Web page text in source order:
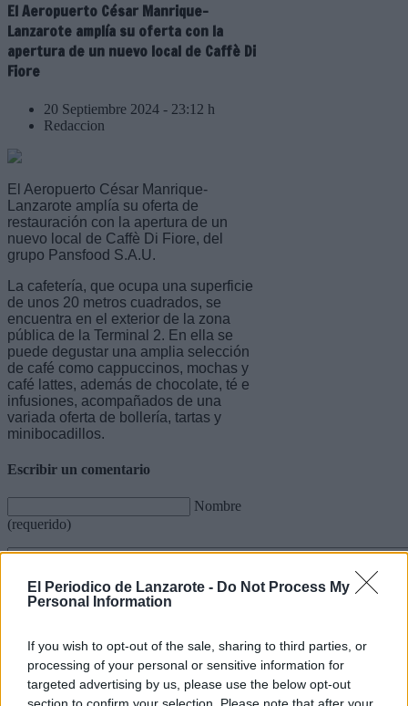
El Periodico de Lanzarote - Do Not Process My
Personal Information
If you wish to opt-out of the sale, sharing to third parties, or
processing of your personal or sensitive information for
targeted advertising by us, please use the below opt-out
section to confirm your selection. Please note that after your
El Aeropuerto César Manrique-
Lanzarote amplía su oferta con la
apertura de un nuevo local de Caffè Di
Fiore
20 Septiembre 2024 - 23:12 h
Redaccion
El Aeropuerto César Manrique-
Lanzarote amplía su oferta de
restauración con la apertura de un
nuevo local de Caffè Di Fiore, del
grupo Pansfood S.A.U.
La cafetería, que ocupa una superficie
de unos 20 metros cuadrados, se
encuentra en el exterior de la zona
pública de la Terminal 2. En ella se
puede degustar una amplia selección
de café como cappuccinos, mochas y
café lattes, además de chocolate, té e
infusiones, acompañados de una
variada oferta de bollería, tartas y
minibocadillos.
Escribir un comentario
Nombre
(requerido)